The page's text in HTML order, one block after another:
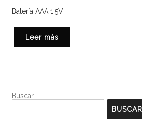
Batería AAA 1.5V
Leer más
Buscar
BUSCAR